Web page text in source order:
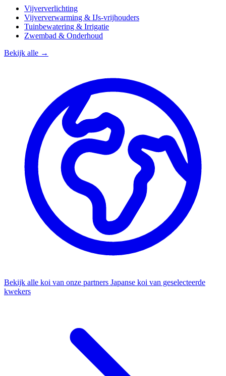
Vijververlichting
Vijververwarming & IJs-vrijhouders
Tuinbewatering & Irrigatie
Zwembad & Onderhoud
Bekijk alle →
Bekijk alle koi van onze partners Japanse koi van geselecteerde
kwekers